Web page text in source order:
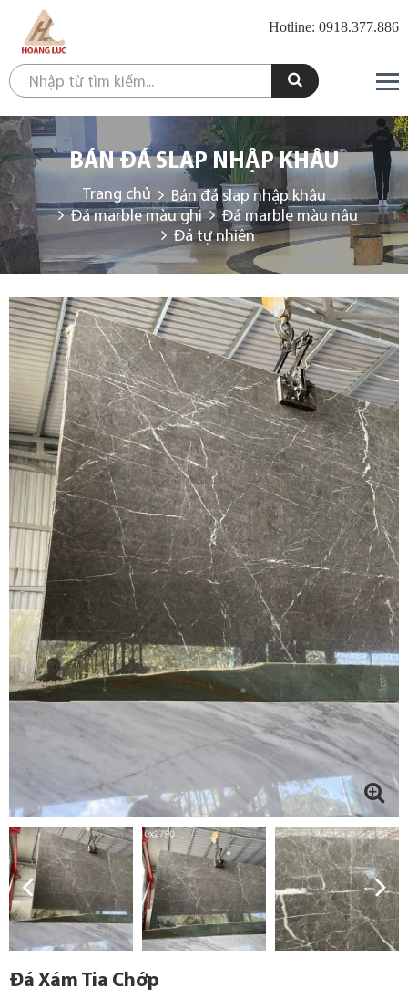
Hotline: 0918.377.886
BÁN ĐÁ SLAP NHẬP KHÂU
Trang chủ
Bán đá slap nhập khâu
Đá marble màu ghi
Đá marble màu nâu
Đá tự nhiên
Đá Xám Tia Chớp